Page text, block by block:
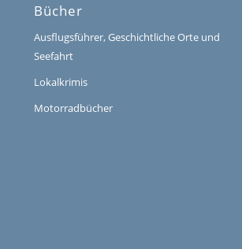
Bücher
Ausflugsführer, Geschichtliche Orte und
Seefahrt
Lokalkrimis
Motorradbücher